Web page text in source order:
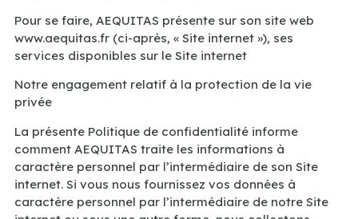
Pour se faire, AEQUITAS présente sur son site web
www.aequitas.fr (ci-après, « Site internet »), ses
services disponibles sur le Site internet
Notre engagement relatif à la protection de la vie
privée
La présente Politique de confidentialité informe
comment AEQUITAS traite les informations à
caractère personnel par l’intermédiaire de son Site
internet. Si vous nous fournissez vos données à
caractère personnel par l’intermédiaire de notre Site